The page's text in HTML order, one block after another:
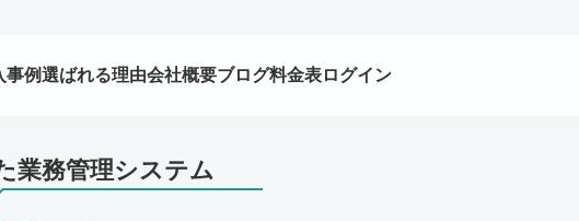
事例選ばれる理由会社概要ブログ料金表ログイン
業務管理システム